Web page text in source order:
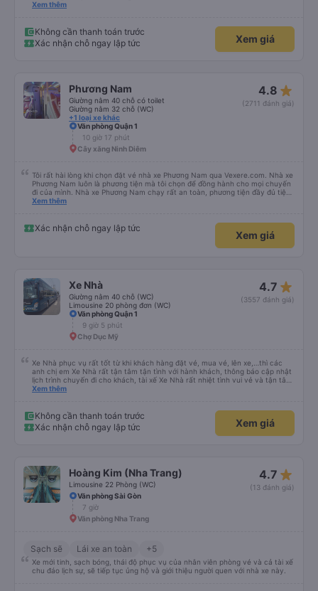
thì không có đủ không gian về chiều dài. Tôi chọn khởi hành từ văn phòng ở
chúng tôi đến nơi sớm hơn một giờ so với thời gian quy định
Xem thêm
Không cần thanh toán trước
Xác nhận chỗ ngay lập tức
Xem giá
Phương Nam
Giường nằm 40 chỗ có toilet
Giường nằm 32 chỗ (WC)
+1 loại xe khác
4.8 star_rate
(2711 đánh giá)
Văn phòng Quận 1
10 giờ 17 phút
Cây xăng Ninh Diêm
Tôi rất hài lòng khi chọn đặt vé nhà xe Phương Nam qua Vexere.com. Nhà xe
Phương Nam luôn là phương tiện mà tôi chọn để đồng hành cho mọi chuyến
đi của mình. Nhà xe Phương Nam chạy rất an toàn, phương tiện đầy đủ tiện
nghi thoải mái, thái độ phục vụ rất vui vẻ lịch sự, xe chạy đúng giờ, khách
Chân thành cảm ơn Vexere đã kết nối cho tôi với Nhà xe Phương Nam giúp
cho tôi luôn thoải mái suốt hành trình của mình.
Xem thêm
Xác nhận chỗ ngay lập tức
Xem giá
Xe Nhà
Giường nằm 40 chỗ (WC)
Limousine 20 phòng đơn (WC)
4.7 star_rate
(3557 đánh giá)
Văn phòng Quận 1
9 giờ 5 phút
Chợ Dục Mỹ
Xe Nhà phục vụ rất tốt từ khi khách hàng đặt vé, mua vé, lên xe,…thì các
anh chị em Xe Nhà rất tận tâm tận tình với hành khách, thông báo cập nhật
lịch trình chuyến đi cho khách, tài xế Xe Nhà rất nhiệt tình vui vẻ và tận tâm
với hành khách, xe chạy rất đúng giờ,… nói chúng tấc cả mọi thứ đều rất tốt.
Xem thêm
Không cần thanh toán trước
Xác nhận chỗ ngay lập tức
Xem giá
Hoàng Kim (Nha Trang)
Limousine 22 Phòng (WC)
4.7 star_rate
(13 đánh giá)
Văn phòng Sài Gòn
7 giờ
Văn phòng Nha Trang
Sạch sẽ Lái xe an toàn +5
Xe mới tinh, sạch bóng, thái độ phục vụ của nhân viên phòng vé và cả tài xế
chu đáo lịch sự, sẽ tiếp tục ủng hộ và giới thiệu người quen với nhà xe này.